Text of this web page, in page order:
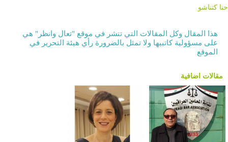
حنا كتناشو
هذا المقال وكل المقالات التي تنشر في موقع "تعال وانظر" هي
على مسؤولية كاتبيها ولا تمثل بالضرورة رأي هيئة التحرير في
الموقع
مقالات اضافية